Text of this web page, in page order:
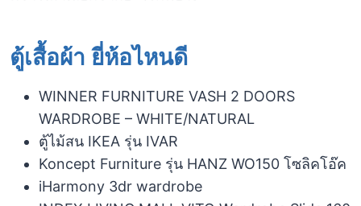
ตู้เสื้อผ้า ยี่ห้อไหนดี
WINNER FURNITURE VASH 2 DOORS
WARDROBE – WHITE/NATURAL
ตู้ไม้สน IKEA รุ่น IVAR
Koncept Furniture รุ่น HANZ WO150 โซลิคโอ๊ค
iHarmony 3dr wardrobe